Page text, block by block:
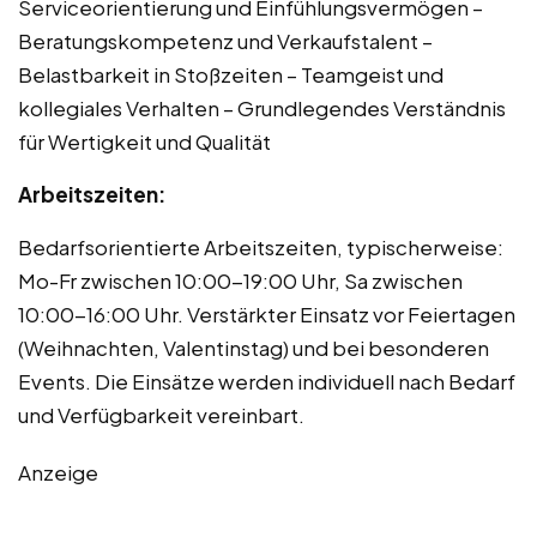
Serviceorientierung und Einfühlungsvermögen –
Beratungskompetenz und Verkaufstalent –
Belastbarkeit in Stoßzeiten – Teamgeist und
kollegiales Verhalten – Grundlegendes Verständnis
für Wertigkeit und Qualität
Arbeitszeiten:
Bedarfsorientierte Arbeitszeiten, typischerweise:
Mo-Fr zwischen 10:00-19:00 Uhr, Sa zwischen
10:00-16:00 Uhr. Verstärkter Einsatz vor Feiertagen
(Weihnachten, Valentinstag) und bei besonderen
Events. Die Einsätze werden individuell nach Bedarf
und Verfügbarkeit vereinbart.
Anzeige